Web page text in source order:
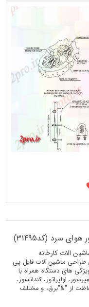
سرد (کد31495)
ماشین آلات فایل پی
های دستگاه همراه با
اواپراتور، کندانسور،
از "&"برق، و مختلف